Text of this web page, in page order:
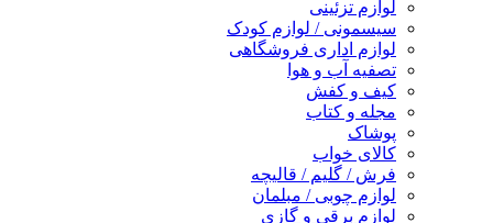
لوازم تزئینی
سیسمونی / لوازم کودک
لوازم اداری فروشگاهی
تصفیه آب و هوا
کیف و کفش
مجله و کتاب
پوشاک
کالای خواب
فرش / گلیم / قالیچه
لوازم چوبی / مبلمان
لوازم برقی و گازی